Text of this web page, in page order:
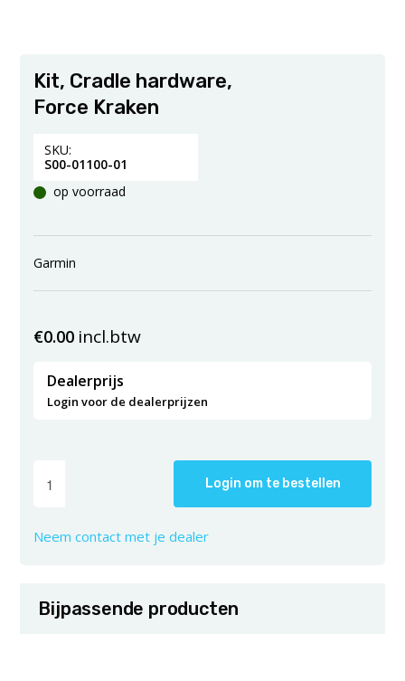
Kit, Cradle hardware,
Force Kraken
SKU:
S00-01100-01
op voorraad
Garmin
€0.00 incl.btw
Dealerprijs
Login voor de dealerprijzen
Login om te bestellen
Neem contact met je dealer
Bijpassende producten